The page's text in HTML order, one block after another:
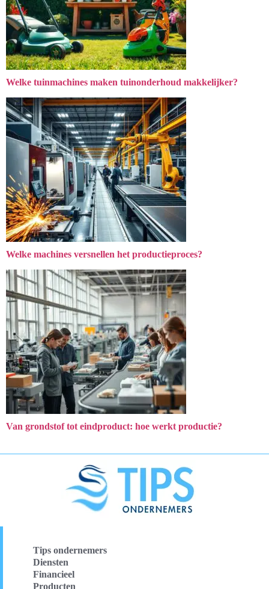
Welke tuinmachines maken tuinonderhoud makkelijker?
Welke machines versnellen het productieproces?
Van grondstof tot eindproduct: hoe werkt productie?
Tips ondernemers
Diensten
Financieel
Producten